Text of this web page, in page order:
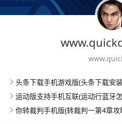
头条下载手机游戏版(头条下载安
运动版支持手机互联(运动行蓝牙
你转裁判手机版(转裁判一第4章攻